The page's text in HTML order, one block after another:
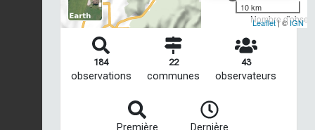
Nombre
10 km
Leaflet| ©IGN
184
observations
22
communes
43
observateurs
Première
Dernière